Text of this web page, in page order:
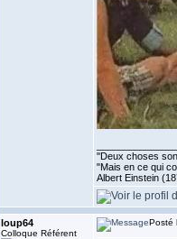
''Deux choses
"Mais en ce qui
Albert Einstein
loup64
Colloque Référent
Posté